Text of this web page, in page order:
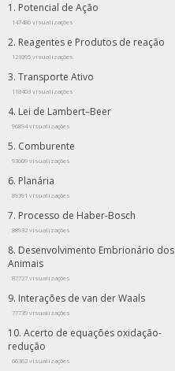
Potencial de Ação
147486 visualizações
Reagentes e Produtos de reação
121095 visualizações
Transporte Ativo
118403 visualizações
Lei de Lambert–Beer
96894 visualizações
Comburente
93609 visualizações
Planária
89391 visualizações
Processo de Haber-Bosch
88932 visualizações
Desenvolvimento Embrionário dos
Animais
87727 visualizações
Interações de van der Waals
77739 visualizações
Acerto de equações oxidação-
redução
66362 visualizações